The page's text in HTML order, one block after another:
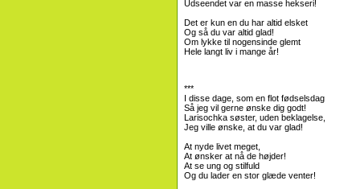
Udseendet var en masse hekseri!
Det er kun en du har altid elsket
Og så du var altid glad!
Om lykke til nogensinde glemt
Hele langt liv i mange år!
***
I disse dage, som en flot fødselsdag
Så jeg vil gerne ønske dig godt!
Larisochka søster, uden beklagelse,
Jeg ville ønske, at du var glad!
At nyde livet meget,
At ønsker at nå de højder!
At se ung og stilfuld
Og du lader en stor glæde venter!